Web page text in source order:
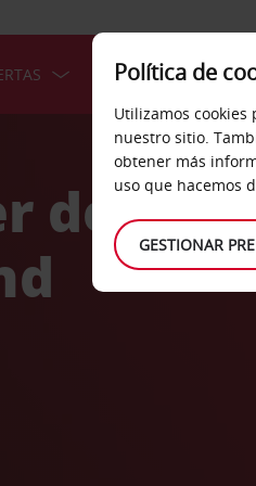
COCHES
de
Política de
Utilizamos
nuestro sitio.
obtener más
uso que hacemos
GESTIONAR